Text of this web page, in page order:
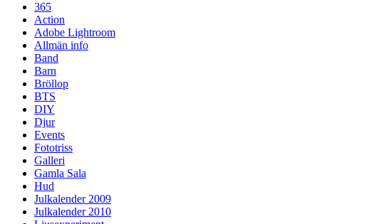
365
Action
Adobe Lightroom
Allmän info
Band
Barn
Bröllop
BTS
DIY
Djur
Events
Fototriss
Galleri
Gamla Sala
Hud
Julkalender 2009
Julkalender 2010